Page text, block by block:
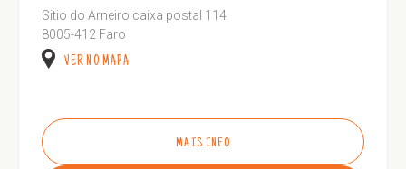
Sitio do Arneiro caixa postal 114
8005-412 Faro
VER NO MAPA
MAIS INFO